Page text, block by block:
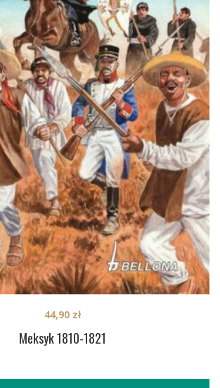
Meksyk 1810-1821
44,90 zł